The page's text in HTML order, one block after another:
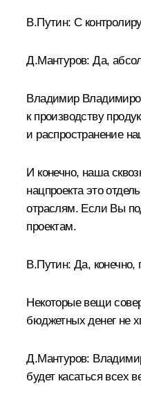
В.Путин: С
Д.Мантуров: Да,
Владимир
к производству
и распространение
И конечно, наша
нацпроекта это
отраслям. Если Вы
проектам.
В.Путин: Да, конечно,
Некоторые вещи
бюджетных денег не
Д.Мантуров:
будет касаться всех